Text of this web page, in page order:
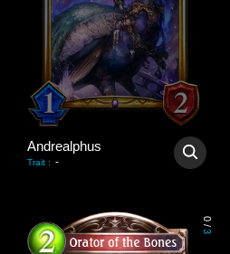
Andrealphus
Trait : -
0
/
3